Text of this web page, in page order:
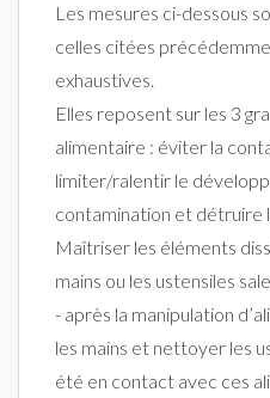
Les mesures ci-dessous
celles citées
exhaustives.
Elles reposent sur les 3
alimentaire : éviter la
limiter/ralentir le
contamination et détruire
Maîtriser les éléments
mains ou les ustensiles
- après la manipulation
les mains et nettoyer les
été en contact avec ces